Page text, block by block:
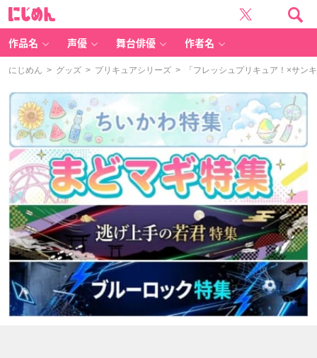
作品名 声優 舞台俳優 作者名
にじめん > グッズ > プリキュアシリーズ > 「フレッシュプリキュア！×サン